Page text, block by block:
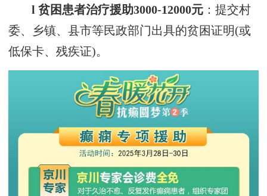
l 贫困患者治疗援助3000-12000元 ：提交村
委、乡镇、县市等民政部门出具的贫困证明(或
低保卡、残疾证)。